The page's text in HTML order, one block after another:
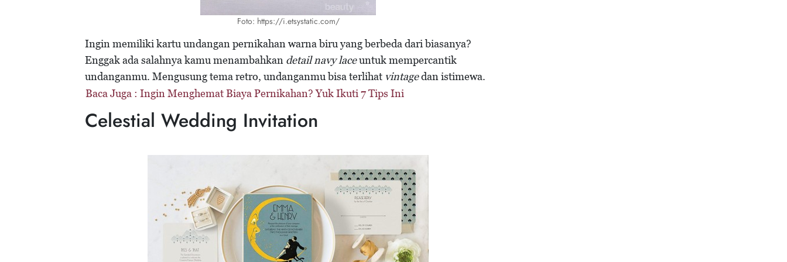
Foto: https://i.etsystatic.com/
Ingin memiliki kartu undangan pernikahan warna biru yang berbeda dari biasanya?
Enggak ada salahnya kamu menambahkan detail navy laceuntuk mempercantik
undanganmu. Mengusung tema retro, undanganmu bisa terlihat vintagedan istimewa.
Baca Juga : Ingin Menghemat Biaya Pernikahan? Yuk Ikuti 7 Tips Ini
Celestial Wedding Invitation